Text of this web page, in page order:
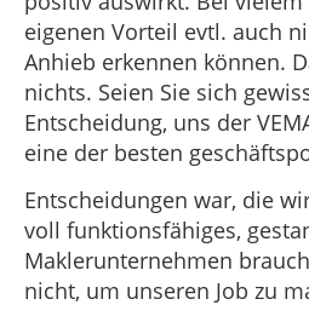
eigenen Vorteil evtl. auch
Anhieb erkennen können.
nichts. Seien Sie sich
Entscheidung, uns der
eine der besten
Entscheidungen war, die
voll funktionsfähiges,
Maklerunternehmen
nicht, um unseren Job zu